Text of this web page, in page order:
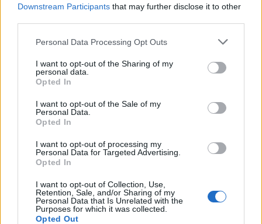
Downstream Participants that may further disclose it to other
Please note that this website/app uses one or more Google
not limited to your visit or usage behaviour. You may click to
grant or deny consent to Google and its third-party tags to
use your data for below specified purposes in below Google
consent section.
Personal Data Processing Opt Outs
I want to opt-out of the Sharing of my
personal data.
Opted In
I want to opt-out of the Sale of my
Personal Data.
Opted In
I want to opt-out of processing my
Personal Data for Targeted Advertising.
Opted In
I want to opt-out of Collection, Use,
Retention, Sale, and/or Sharing of my
Personal Data that Is Unrelated with the
Purposes for which it was collected.
Opted Out
TOP IN GIAPPONE
Il Giappone sta usando i Robot as a Service per